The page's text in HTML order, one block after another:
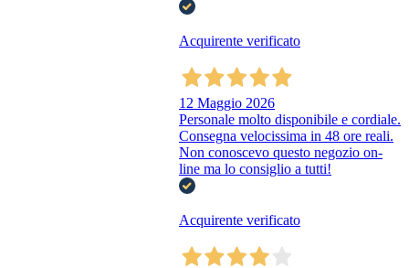
Acquirente verificato
12 Maggio 2026
Personale molto disponibile e cordiale.
Consegna velocissima in 48 ore reali.
Non conoscevo questo negozio on-
line ma lo consiglio a tutti!
Acquirente verificato